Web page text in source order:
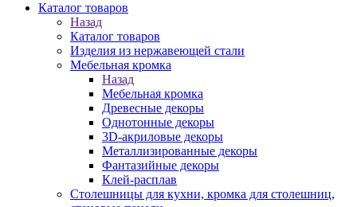
Каталог товаров
Назад
Каталог товаров
Изделия из нержавеющей стали
Мебельная кромка
Назад
Мебельная кромка
Древесные декоры
Однотонные декоры
3D-акриловые декоры
Металлизированные декоры
Фантазийные декоры
Клей-расплав
Столешницы для кухни, кромка для столешниц,